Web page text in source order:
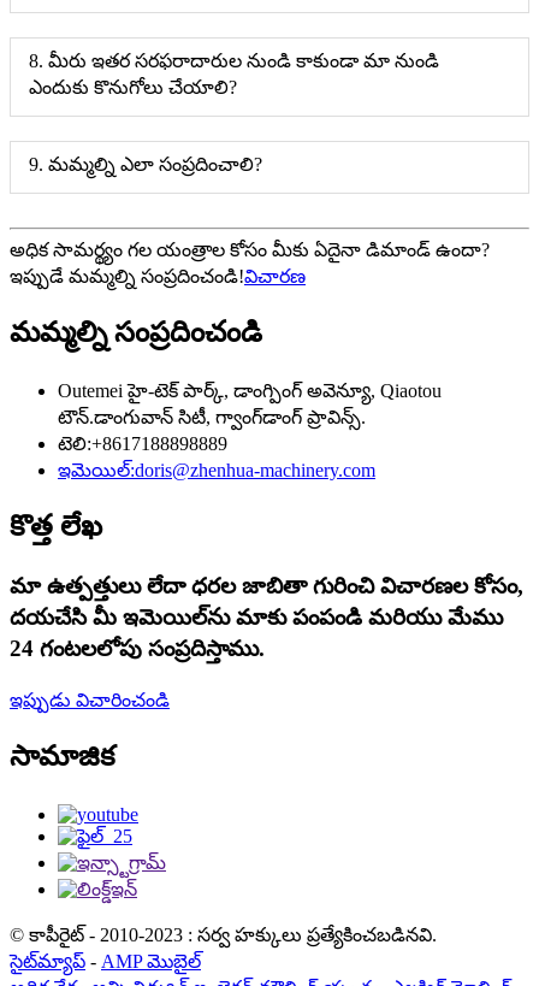
8. మీరు ఇతర సరఫరాదారుల నుండి కాకుండా మా నుండి
ఎందుకు కొనుగోలు చేయాలి?
9. మమ్మల్ని ఎలా సంప్రదించాలి?
అధిక సామర్థ్యం గల యంత్రాల కోసం మీకు ఏదైనా డిమాండ్ ఉందా?
ఇప్పుడే మమ్మల్ని సంప్రదించండి!విచారణ
మమ్మల్ని సంప్రదించండి
Outemei హై-టెక్ పార్క్, డాంగ్పింగ్ అవెన్యూ, Qiaotou
టౌన్.డాంగువాన్ సిటీ, గ్వాంగ్‌డాంగ్ ప్రావిన్స్.
టెలి:+8617188898889
ఇమెయిల్:doris@zhenhua-machinery.com
కొత్త లేఖ
మా ఉత్పత్తులు లేదా ధరల జాబితా గురించి విచారణల కోసం,
దయచేసి మీ ఇమెయిల్‌ను మాకు పంపండి మరియు మేము
24 గంటలలోపు సంప్రదిస్తాము.
ఇప్పుడు విచారించండి
సామాజిక
© కాపీరైట్ - 2010-2023 : సర్వ హక్కులు ప్రత్యేకించబడినవి.
సైట్‌మ్యాప్ - AMP మొబైల్